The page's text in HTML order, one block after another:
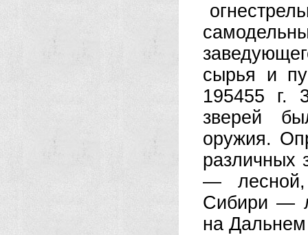
сырья и
195455 г.
зверей
оружия.
различных
— лесной,
Сибири —
на